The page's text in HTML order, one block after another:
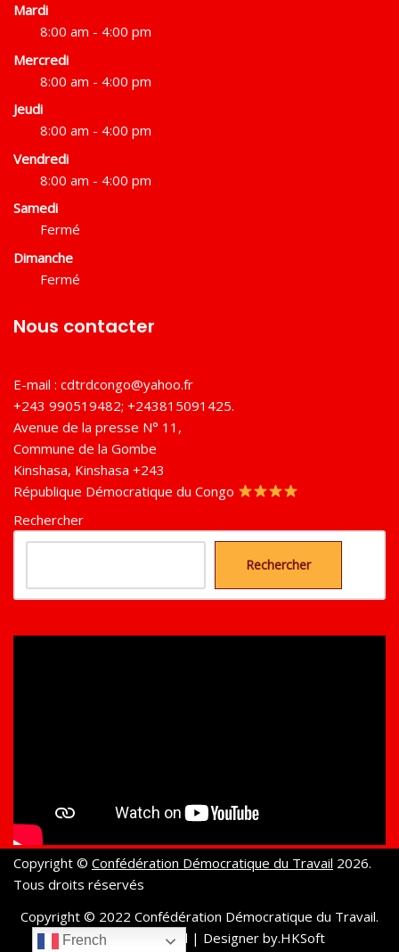
Mardi
8:00 am - 4:00 pm
Mercredi
8:00 am - 4:00 pm
Jeudi
8:00 am - 4:00 pm
Vendredi
8:00 am - 4:00 pm
Samedi
Fermé
Dimanche
Fermé
Nous contacter
E-mail : cdtrdcongo@yahoo.fr
+243 990519482; +243815091425.
Avenue de la presse N° 11,
Commune de la Gombe
Kinshasa, Kinshasa +243
République Démocratique du Congo
Rechercher
Rechercher
Copyright © Confédération Démocratique du Travail 2026.
Tous droits réservés
Copyright © 2022 Confédération Démocratique du Travail.
All rights reserved | Designer by.HKSoft
French